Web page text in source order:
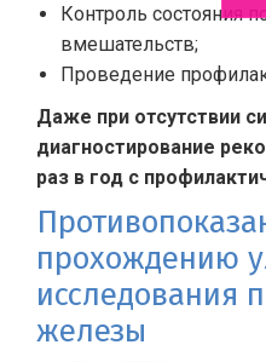
Контроль состояния
вмешательств;
Проведение
Даже при отсутствии
диагностирование
раз в год с
прохождению
исследования
железы